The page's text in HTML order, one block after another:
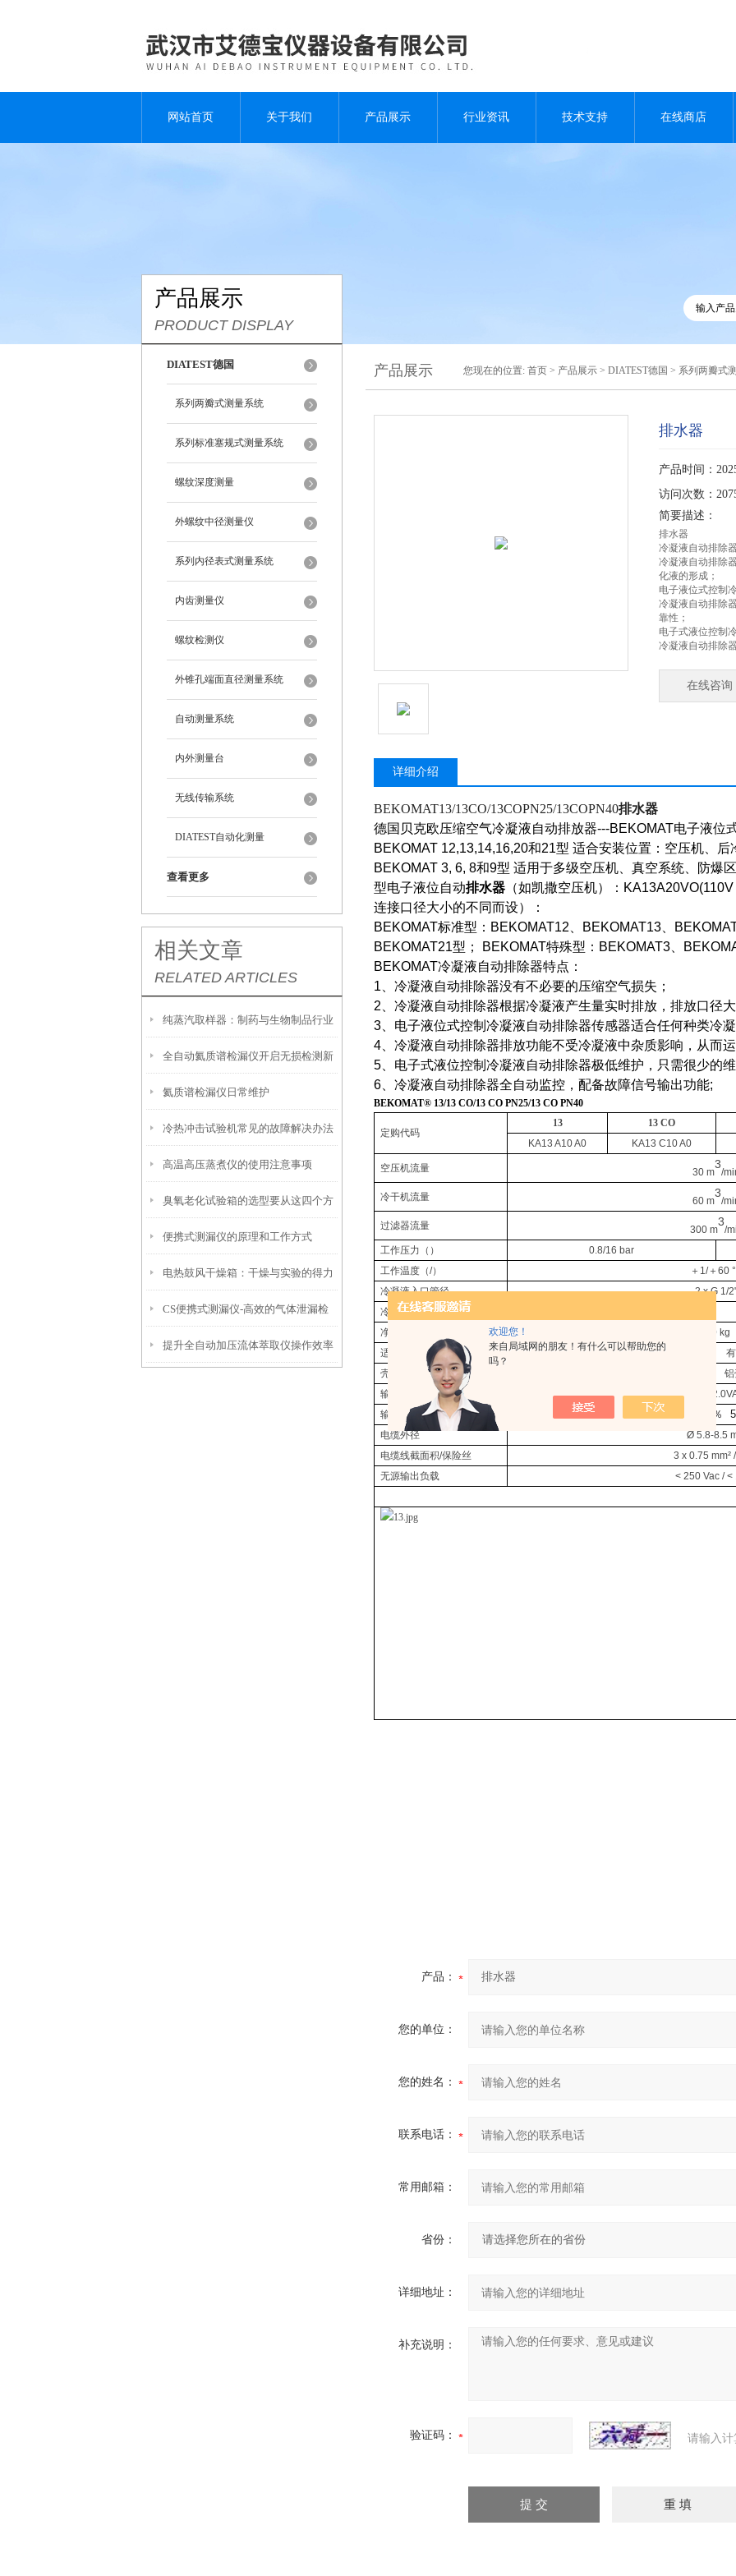
欢迎您！
来自局域网的朋友！有什么可以帮助您的
吗？
网站首页 关于我们 产品展示 行业资讯 技术支持 在线商店
产品展示
PRODUCT DISPLAY
DIATEST德国
系列两瓣式测量系统
系列标准塞规式测量系统
螺纹深度测量
外螺纹中径测量仪
系列内径表式测量系统
内齿测量仪
螺纹检测仪
外锥孔端面直径测量系统
自动测量系统
内外测量台
无线传输系统
DIATEST自动化测量
查看更多
相关文章
RELATED ARTICLES
纯蒸汽取样器：制药与生物制品行业
中的关键质量控制工具
全自动氦质谱检漏仪开启无损检测新
篇章
氦质谱检漏仪日常维护
冷热冲击试验机常见的故障解决办法
介绍
高温高压蒸煮仪的使用注意事项
臭氧老化试验箱的选型要从这四个方
面入手
便携式测漏仪的原理和工作方式
电热鼓风干燥箱：干燥与实验的得力
伙伴
CS便携式测漏仪-高效的气体泄漏检
测利器
提升全自动加压流体萃取仪操作效率
产品展示 您现在的位置: 首页 > 产品展示 > DIATEST德国 > 系列两瓣式
排水器
产品时间：
访问次数：
简要描述：
排水器
冷凝液自动排除
冷凝液自动排除
化液的形成；
电子液位式控制
冷凝液自动排除
靠性；
电子式液位控制
冷凝液自动排除
在线咨询
详细介绍
BEKOMAT13/13CO/13COPN25/13COPN40排水器
德国 贝克欧压缩空气冷凝液自动排放器---BEKOMAT电子液位
BEKOMAT 12,13,14,16,20和21型 适合安装位置：空压机、
BEKOMAT 3, 6, 8和9型 适用于多级空压机、真空系统、防爆
型电子液位自动排水器 （如凯撒空压机）：
连接口径大小的不同而设）：
BEKOMAT标准型： BEKOMAT12 BEKOMAT13
BEKOMAT21型； BEKOMAT特殊型： BEKOMAT3
BEKOMAT冷凝液自动排除器特点：
1 、冷凝液自动排除器没有不必要的压缩空气损失；
2 、冷凝液自动排除器根据冷凝液产生量实时排放，排放口径
3 、电子液位式控制冷凝液自动排除器传感器适合任何种类冷凝
4 、冷凝液自动排除器排放功能不受冷凝液中杂质影响，从而
5 、电子式液位控制冷凝液自动排除器极低维护，只需很少的维
6 、冷凝液自动排除器全自动监控，配备故障信号输出功能;
BEKOMAT® 13/13 CO/13 CO PN25/13 CO PN40
定购代码
13 13 CO
KA13 A10 A0
KA13 C10 A0
空压机流量 30 m
3
/
冷干机流量 60 m
3
/
过滤器流量 300 m
3
/
工作压力 （ ） 0.8/16 bar
工作温度 （/） ＋ 1/＋ 60
冷凝液入口管径
2xG 1/
冷凝液出口管径（管）
净重
2.0 kg
适合冷凝液种类
有油润滑
壳体材料
输入功率
P <
输入电源
230Vac ±10 ％
电缆外径 Ø5.8-8.5
电缆线截面积/保险丝
3 x 0.75 mm²
无源输出负载
< 250 Vac / <
产品：
您的单位：
您的姓名：
联系电话：
常用邮箱：
省份：
详细地址：
补充说明：
验证码： 请输入